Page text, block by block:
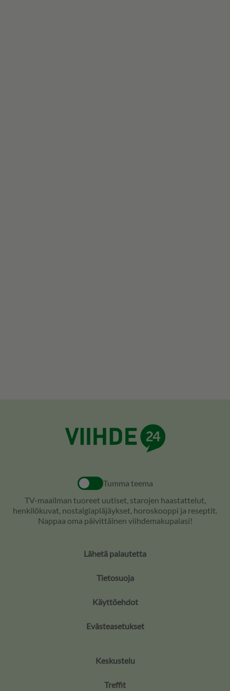
Tumma teema
TV-maailman tuoreet uutiset, starojen haastattelut,
henkilökuvat, nostalgiapläjäykset, horoskooppi ja reseptit.
Nappaa oma päivittäinen viihdemakupalasi!
Lähetä palautetta
Tietosuoja
Käyttöehdot
Evästeasetukset
Keskustelu
Treffit